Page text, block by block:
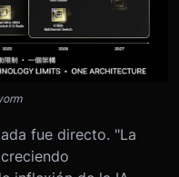
fue directo. "La